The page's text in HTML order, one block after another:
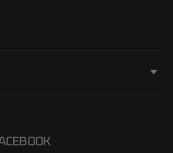
PŁATNOŚĆ